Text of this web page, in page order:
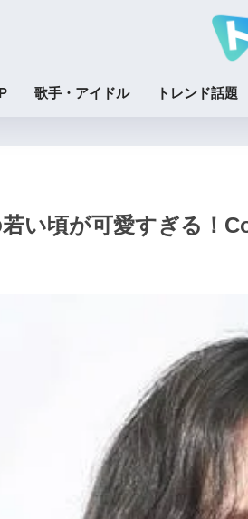
歌手・アイドル トレンド話題
い頃が可愛すぎる！